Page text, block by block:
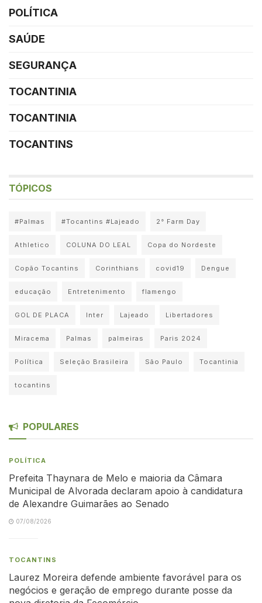
POLÍTICA
SAÚDE
SEGURANÇA
TOCANTINIA
TOCANTINIA
TOCANTINS
TÓPICOS
#Palmas #Tocantins #Lajeado 2° Farm Day
Athletico COLUNA DO LEAL Copa do Nordeste
Copão Tocantins Corinthians covid19 Dengue
educação Entretenimento flamengo
GOL DE PLACA Inter Lajeado Libertadores
Miracema Palmas palmeiras Paris 2024
Política Seleção Brasileira São Paulo Tocantinia
tocantins
POPULARES
POLÍTICA
Prefeita Thaynara de Melo e maioria da Câmara
Municipal de Alvorada declaram apoio à candidatura
de Alexandre Guimarães ao Senado
07/08/2026
TOCANTINS
Laurez Moreira defende ambiente favorável para os
negócios e geração de emprego durante posse da